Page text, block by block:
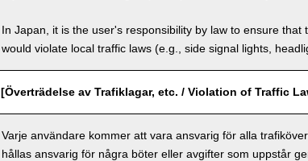
In Japan, it is the user's responsibility by law to ensure
would violate local traffic laws (e.g., side signal lights,
[Överträdelse av Trafiklagar, etc. / Violation of Traffic
Varje användare kommer att vara ansvarig för alla
hållas ansvarig för några böter eller avgifter som uppstår